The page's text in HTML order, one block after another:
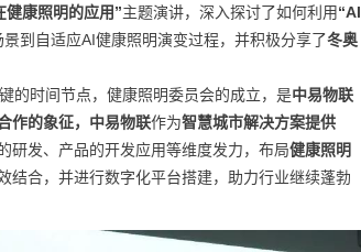
健康照明的应用”主题演讲，深入探讨了如何利用“AI
到自适应AI健康照明演变过程，并积极分享了冬奥
的时间节点，健康照明委员会的成立，是中易物联
作的象征， 中易物联作为智慧城市解决方案提供
研发、产品的开发应用等维度发力，布局健康照明
结合，并进行数字化平台搭建，助力行业继续蓬勃